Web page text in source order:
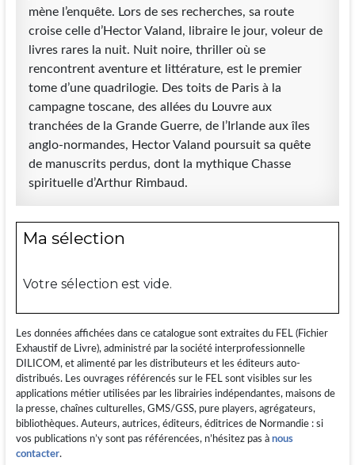
mène l’enquête. Lors de ses recherches, sa route
croise celle d’Hector Valand, libraire le jour, voleur de
livres rares la nuit. Nuit noire, thriller où se
rencontrent aventure et littérature, est le premier
tome d’une quadrilogie. Des toits de Paris à la
campagne toscane, des allées du Louvre aux
tranchées de la Grande Guerre, de l’Irlande aux îles
anglo-normandes, Hector Valand poursuit sa quête
de manuscrits perdus, dont la mythique Chasse
spirituelle d’Arthur Rimbaud.
Ma sélection
Votre sélection est vide.
Les données affichées dans ce catalogue sont extraites du FEL (Fichier
Exhaustif de Livre), administré par la société interprofessionnelle
DILICOM, et alimenté par les distributeurs et les éditeurs auto-
distribués. Les ouvrages référencés sur le FEL sont visibles sur les
applications métier utilisées par les librairies indépendantes, maisons de
la presse, chaînes culturelles, GMS/GSS, pure players, agrégateurs,
bibliothèques. Auteurs, autrices, éditeurs, éditrices de Normandie : si
vos publications n’y sont pas référencées, n’hésitez pas à nous
contacter.